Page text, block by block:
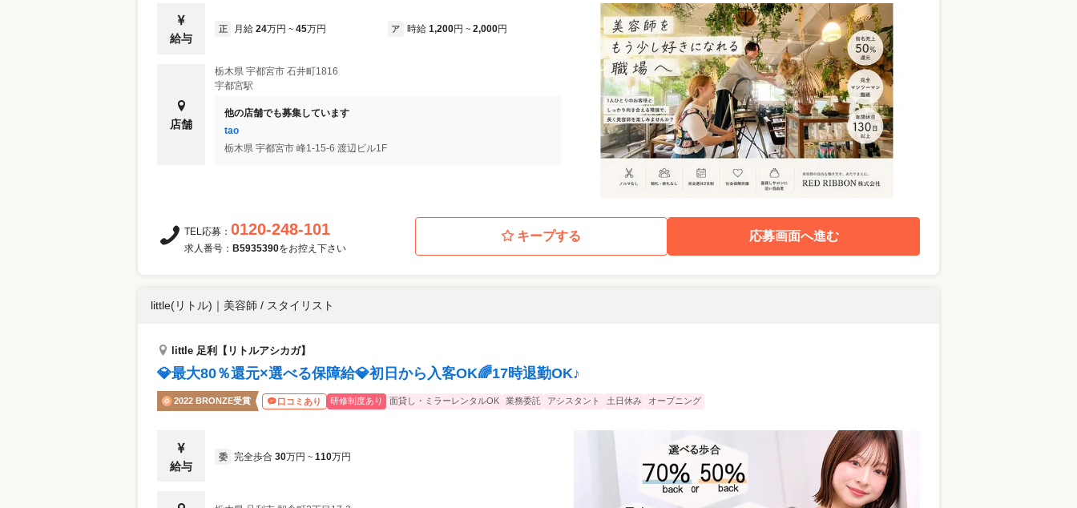
給与
正 月給 24万円 ~ 45万円 ア 時給 1,200円 ~ 2,000円
店舗
栃木県 宇都宮市 石井町1816
宇都宮駅
他の店舗でも募集しています
tao
栃木県 宇都宮市 峰1-15-6 渡辺ビル1F
キープする 応募画面へ進む
TEL応募： 0120-248-101
求人番号： B5935390をお控え下さい
little(リトル) ｜ 美容師 / スタイリスト
little 足利【リトルアシカガ】
💎最大80％還元×選べる保障給💎初日から入客OK🌈17時退勤OK♪
2022 BRONZE受賞 口コミあり 研修制度あり 面貸し・ミラーレンタルOK 業務委託 アシスタント 土日休み オープニング
給与
委 完全歩合 30万円 ~ 110万円